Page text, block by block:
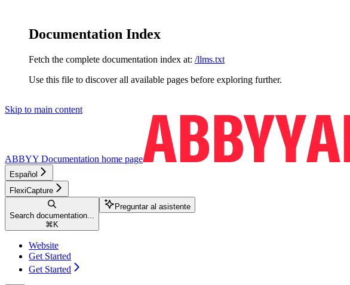
Documentation Index
Fetch the complete documentation index at: /llms.txt
Use this file to discover all available pages before exploring further.
Skip to main content
ABBYY Documentation home page
Español
FlexiCapture
Search documentation...
⌘ K
Preguntar al asistente
Website
Get Started
Get Started